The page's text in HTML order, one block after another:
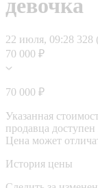
девочка
22 июля, 09:28 328
70 000 ₽
70 000 ₽
Указанная
продавца
Цена может
История цены